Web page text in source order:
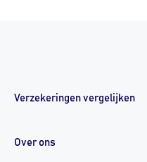
Verzekeringen vergelijken
Over ons